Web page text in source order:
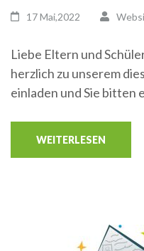
17 Mai,2022
Liebe Eltern und
herzlich zu unserem
einladen und Sie bitten
WEITERLESEN